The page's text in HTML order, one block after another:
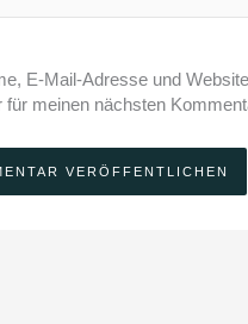
E-Mail-Adresse und
für meinen nächsten